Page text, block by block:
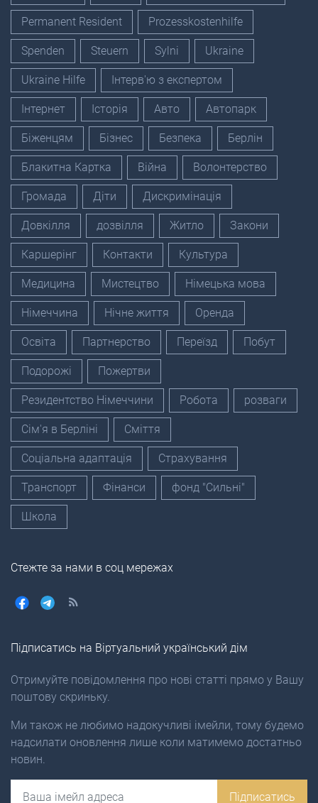
Permanent Resident Prozesskostenhilfe
Spenden Steuern Sylni Ukraine
Ukraine Hilfe Інтерв'ю з експертом
Інтернет Історія Авто Автопарк
Біженцям Бізнес Безпека Берлін
Блакитна Картка Війна Волонтерство
Громада Діти Дискримінація
Довкілля дозвілля Житло Закони
Каршерінг Контакти Культура
Медицина Мистецтво Німецька мова
Німеччина Нічне життя Оренда
Освіта Партнерство Переїзд Побут
Подорожі Пожертви
Резидентство Німеччини Робота розваги
Сім'я в Берліні Сміття
Соціальна адаптація Страхування
Транспорт Фінанси фонд "Сильні"
Школа
Стежте за нами в соц мережах
Підписатись на Віртуальний український дім
Отримуйте повідомлення про нові статті прямо у Вашу
поштову скриньку.
Ми також не любимо надокучливі імейли, тому будемо
надсилати оновлення лише коли матимемо достатньо
новин.
Підписатись